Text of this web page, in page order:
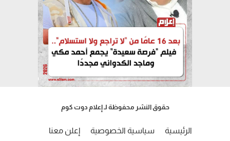
حقوق النشر محفوظة لـ إعلام دوت كوم
الرئيسية سياسية الخصوصية إعلن معنا